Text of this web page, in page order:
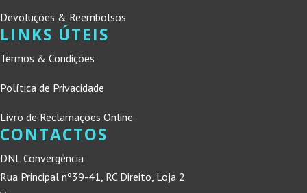
Devoluções & Reembolsos
LINKS ÚTEIS
Termos & Condições
Política de Privacidade
Livro de Reclamações Online
CONTACTOS
DNL Convergência
Rua Principal nº39-41, RC Direito, Loja 2